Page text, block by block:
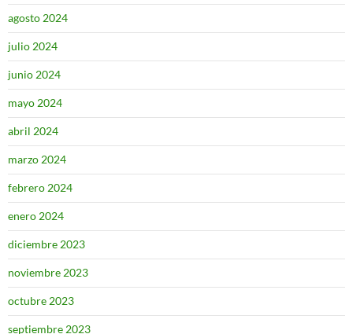
agosto 2024
julio 2024
junio 2024
mayo 2024
abril 2024
marzo 2024
febrero 2024
enero 2024
diciembre 2023
noviembre 2023
octubre 2023
septiembre 2023